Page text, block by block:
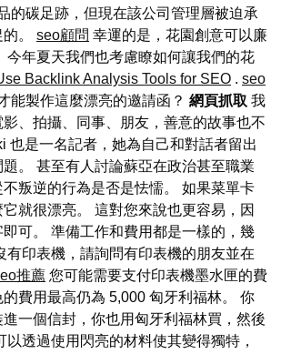
的碳足跡，但現在該公司管理層被迫承
。 seo顧問 幸運的是，花園創意可以廉
今年夏天我們也考慮瞭如何讓我們的花
Backlink Analysis Tools for SEO . seo
能製作這麼漂亮的邀請函？ 網頁抓取 我
、拍攝、同事、朋友，善意的故事也不
也是一名記者，她為自己和對話者留出
。 甚至有人討論蘇亞在政治甚至職業
叛逆的行為是否是怯懦。 如果菜單卡
就很漂亮。 這對您來說也更容易，因
可。 準備工作和費用都是一樣的，幾
有印表機，請詢問有印表機的朋友並在
推薦 您可能需要支付印表機墨水匣的費
費用最高仍為 5,000 匈牙利福林。 你
一個信封，你也用匈牙利福林買，然後
以透過使用閃亮的材料使其變得獨特，